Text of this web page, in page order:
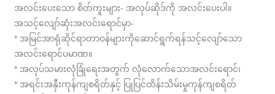
အလင်းပေးသော စိတ်ကူးများ- အလုပ်ဆိုဒ်ကို အလင်းပေးပါ။
အသင့်လျော်ဆုံးအလင်းရောင်မှာ-
* အမြင်အာရုံဆိုင်ရာတာဝန်များကိုဆောင်ရွက်ရန်သင့်လျော်သော
အလင်းရောင်ပမာဏ။
* အလုပ်သမားလုံခြုံရေးအတွက် လုံလောက်သောအလင်းရောင်၊
* အရင်းအနှီးကုန်ကျစရိတ်နှင့် ပြုပြင်ထိန်းသိမ်းမှုကုန်ကျစရိတ်